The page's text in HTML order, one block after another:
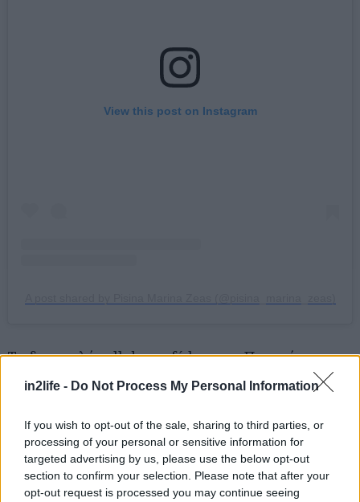
in2life - Do Not Process My Personal Information
If you wish to opt-out of the sale, sharing to third parties, or
processing of your personal or sensitive information for
targeted advertising by us, please use the below opt-out
section to confirm your selection. Please note that after your
opt-out request is processed you may continue seeing
View this post on Instagram
To δημοφιλές all day café bar του Πειραιά
διαθέτει μια ωραιότατη και καθαρή πισίνα, στην
με είσοδο 15€ και 20€ αντίστοιχα. Στην είσοδο
περιλαμβάνεται καφεδάκι η αναψυκτικό.
Χαλάνδρι Tennis Club